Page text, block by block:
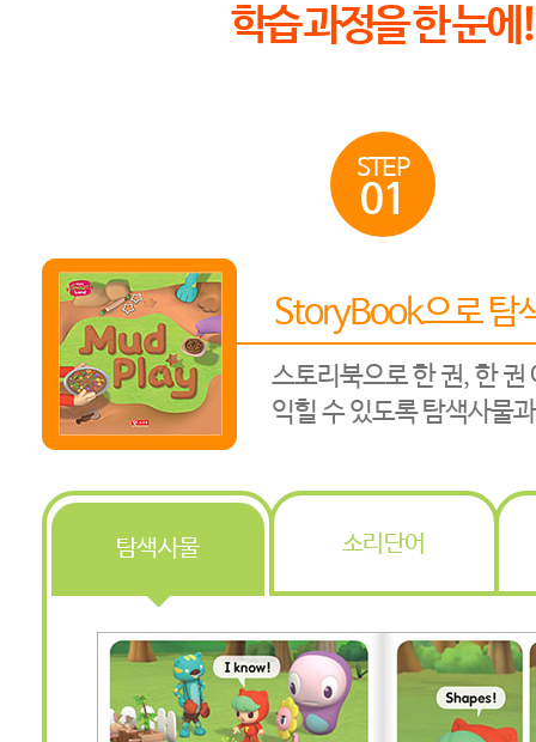
학습 과정을 한 눈에!
STEP
01
StoryBook으로 탐
스토리북으로 한 권, 한 권
익힐 수 있도록 탐색사물
탐색사물 소리단어